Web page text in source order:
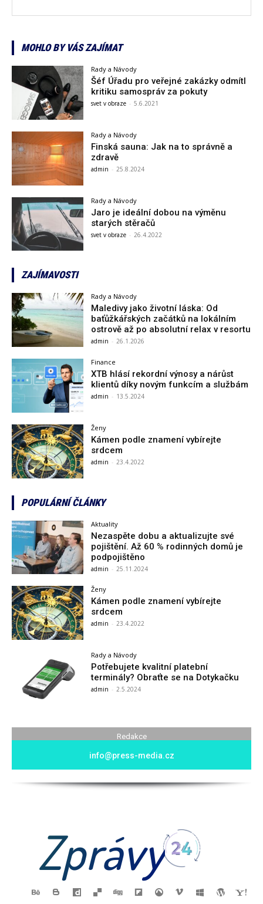
MOHLO BY VÁS ZAJÍMAT
Rady a Návody
Šéf Úřadu pro veřejné zakázky odmítl
kritiku samospráv za pokuty
svet v obraze - 5.6.2021
Rady a Návody
Finská sauna: Jak na to správně a
zdravě
admin - 25.8.2024
Rady a Návody
Jaro je ideální dobou na výměnu
starých stěračů
svet v obraze - 26.4.2022
ZAJÍMAVOSTI
Rady a Návody
Maledivy jako životní láska: Od
baťůžkářských začátků na lokálním
ostrově až po absolutní relax v resortu
admin - 26.1.2026
Finance
XTB hlásí rekordní výnosy a nárůst
klientů díky novým funkcím a službám
admin - 13.5.2024
Ženy
Kámen podle znamení vybírejte
srdcem
admin - 23.4.2022
POPULÁRNÍ ČLÁNKY
Aktuality
Nezaspěte dobu a aktualizujte své
pojištění. Až 60 % rodinných domů je
podpojištěno
admin - 25.11.2024
Ženy
Kámen podle znamení vybírejte
srdcem
admin - 23.4.2022
Rady a Návody
Potřebujete kvalitní platební
terminály? Obraťte se na Dotykačku
admin - 2.5.2024
Redakce
info@press-media.cz
Zprávy